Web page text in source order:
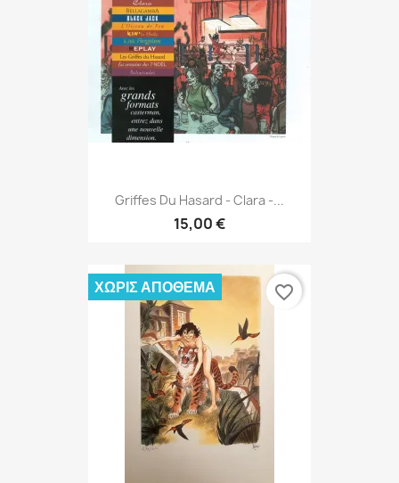
Griffes Du Hasard - Clara -...
15,00 €
ΧΩΡΊΣ ΑΠΌΘΕΜΑ favorite_border